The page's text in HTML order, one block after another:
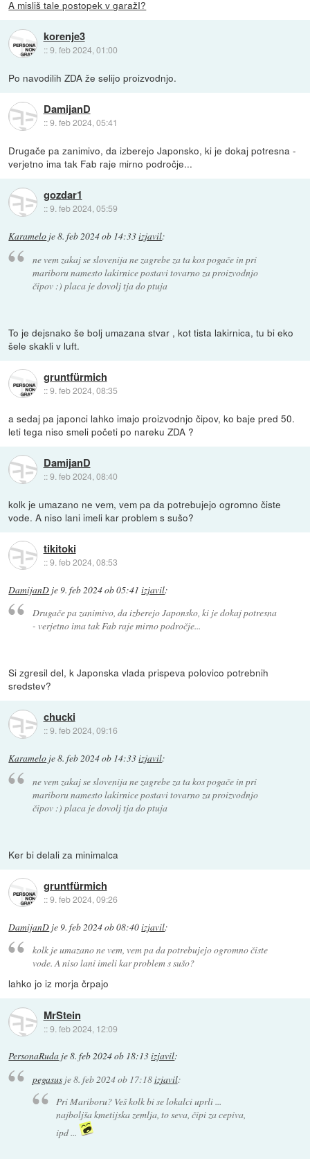
A misliš tale postopek v garažI?
korenje3
::9. feb 2024, 01:00
Po navodilih ZDA že selijo proizvodnjo.
DamijanD
::9. feb 2024, 05:41
Drugače pa zanimivo, da izberejo Japonsko, ki je dokaj potresna -
verjetno ima tak Fab raje mirno področje...
gozdar1
::9. feb 2024, 05:59
Karamelo je8. feb 2024 ob 14:33izjavil:
ne vem zakaj se slovenija ne zagrebe za ta kos pogače in pri
mariboru namesto lakirnice postavi tovarno za proizvodnjo
čipov :) placa je dovolj tja do ptuja
To je dejsnako še bolj umazana stvar , kot tista lakirnica, tu bi eko
šele skakli v luft.
gruntfürmich
::9. feb 2024, 08:35
a sedaj pa japonci lahko imajo proizvodnjo čipov, ko baje pred 50.
leti tega niso smeli početi po nareku ZDA ?
DamijanD
::9. feb 2024, 08:40
kolk je umazano ne vem, vem pa da potrebujejo ogromno čiste
vode. A niso lani imeli kar problem s sušo?
tikitoki
::9. feb 2024, 08:53
DamijanD je9. feb 2024 ob 05:41 izjavil:
Drugače pa zanimivo, da izberejo Japonsko, ki je dokaj potresna
- verjetno ima tak Fab raje mirno področje...
Si zgresil del, k Japonska vlada prispeva polovico potrebnih
sredstev?
chucki
::9. feb 2024, 09:16
Karamelo je8. feb 2024 ob 14:33izjavil:
ne vem zakaj se slovenija ne zagrebe za ta kos pogače in pri
mariboru namesto lakirnice postavi tovarno za proizvodnjo
čipov :) placa je dovolj tja do ptuja
Ker bi delali za minimalca
gruntfürmich
::9. feb 2024, 09:26
DamijanD je9. feb 2024 ob 08:40izjavil:
kolk je umazano ne vem, vem pa da potrebujejo ogromno čiste
vode. A niso lani imeli kar problem s sušo?
lahko jo iz morja črpajo
MrStein
::9. feb 2024, 12:09
PersonaRuda je8. feb 2024 ob 18:13izjavil:
pegasusje8. feb 2024 ob 17:18izjavil:
Pri Mariboru? Veš kolk bi se lokalci uprli ...
najboljša kmetijska zemlja, to seva, čipi za cepiva,
ipd ...